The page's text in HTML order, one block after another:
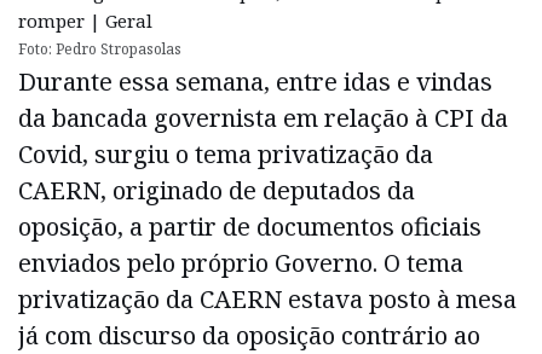
Foto: Pedro Stropasolas
Durante essa semana, entre idas e vindas
da bancada governista em relação à CPI da
Covid, surgiu o tema privatização da
CAERN, originado de deputados da
oposição, a partir de documentos oficiais
enviados pelo próprio Governo. O tema
privatização da CAERN estava posto à mesa
já com discurso da oposição contrário ao